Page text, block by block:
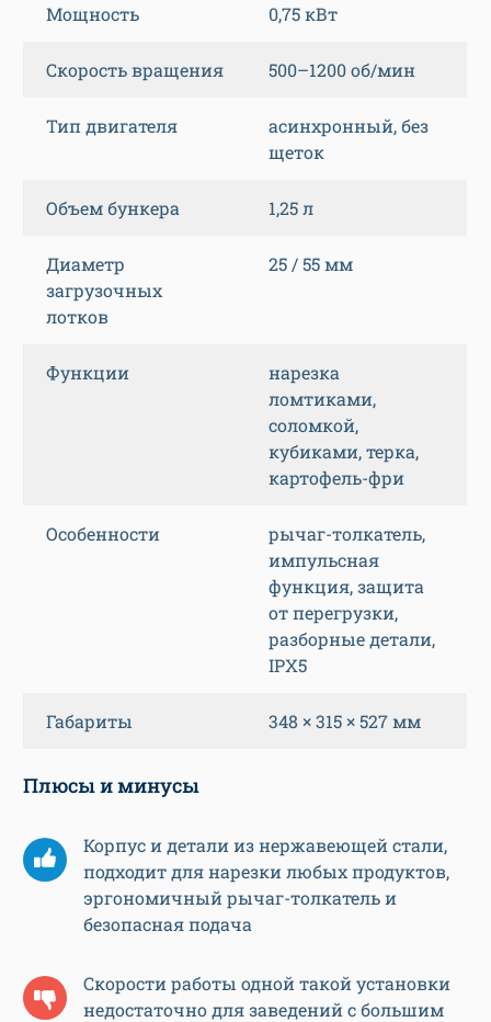
Мощность 0,75 кВт
Скорость вращения 500–1200 об/мин
Тип двигателя
асинхронный, без
щеток
Объем бункера 1,25 л
Диаметр
загрузочных
лотков
25 / 55 мм
Функции
нарезка
ломтиками,
соломкой,
кубиками, терка,
картофель-фри
Особенности
рычаг-толкатель,
импульсная
функция, защита
от перегрузки,
разборные детали,
IPX5
Габариты 348 × 315 × 527 мм
Плюсы и минусы
Корпус и детали из нержавеющей стали,
подходит для нарезки любых продуктов,
эргономичный рычаг-толкатель и
безопасная подача
Скорости работы одной такой установки
недостаточно для заведений с большим